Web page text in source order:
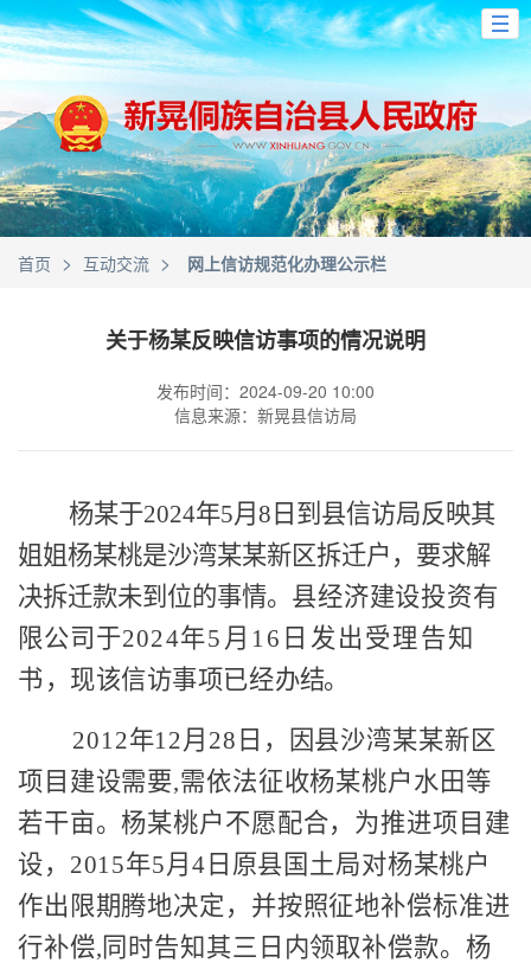
首页 > 互动交流 > 网上信访规范化办理公示栏
关于杨某反映信访事项的情况说明
发布时间：2024-09-20 10:00
信息来源：新晃县信访局
杨某于2024年5月 8 日到县信访局反映其
姐姐杨某桃是沙湾某某新区拆迁户， 要求解
决拆迁款未到位的事情。 县经济建设投资有
限公司 于2024年5 月 16 日发出受理告知
书 ， 现该信访事项已经办结。
2012年12月28日 ， 因县沙湾某某新区
项目建设需要,需依法征收杨某桃户水田 等
若干亩。杨某桃户不愿配合， 为推进项目建
设， 2015年5月4日原县国土局对杨某桃户
作出限期腾地决定， 并按照征地补偿标准进
行补偿, 同时告知其三日内领取补偿款。杨